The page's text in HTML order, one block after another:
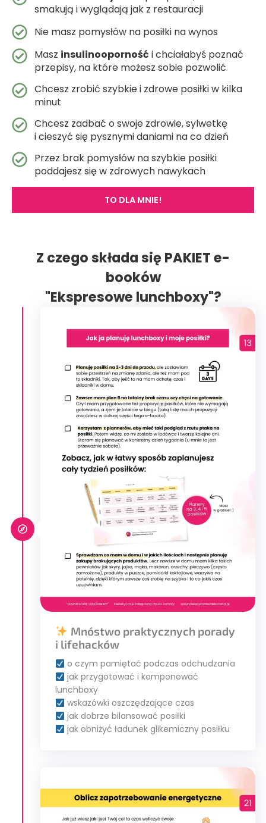
smakują i wyglądają jak z restauracji
Nie masz pomysłów na posiłki na wynos
Masz insulinooporność i chciałabyś poznać
przepisy, na które możesz sobie pozwolić
Chcesz zrobić szybkie i zdrowe posiłki w kilka
minut
Chcesz zadbać o swoje zdrowie, sylwetkę
i cieszyć się pysznymi daniami na co dzień
Przez brak pomysłów na szybkie posiłki
poddajesz się w zdrowych nawykach
TO DLA MNIE!
Z czego składa się PAKIET e-
booków
"Ekspresowe lunchboxy"?
Mnóstwo praktycznych porady
i lifehacków
o czym pamiętać podczas odchudzania
jak przygotować i komponować
lunchboxy
wskazówki oszczędzające czas
jak dobrze bilansować posiłki
jak obniżyć ładunek glikemiczny posiłku